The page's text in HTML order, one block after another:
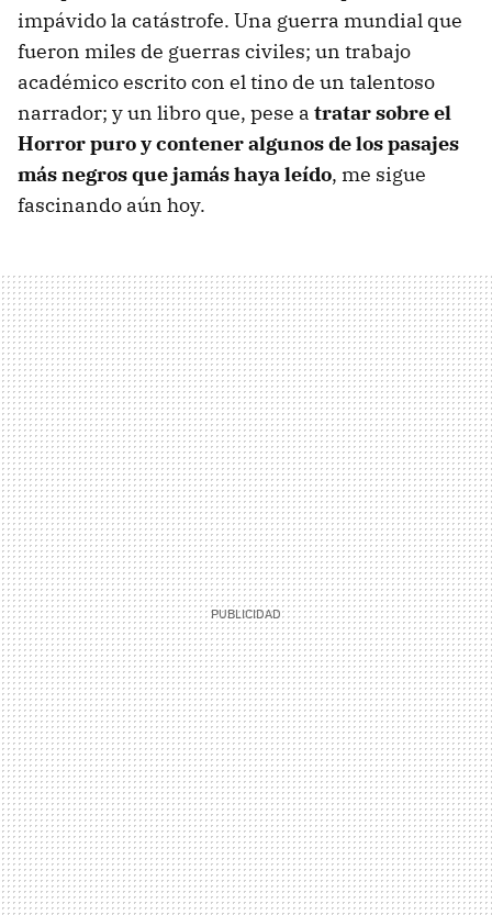
impávido la catástrofe. Una guerra mundial que
fueron miles de guerras civiles; un trabajo
académico escrito con el tino de un talentoso
narrador; y un libro que, pese a tratar sobre el
Horror puro y contener algunos de los pasajes
más negros que jamás haya leído, me sigue
fascinando aún hoy.